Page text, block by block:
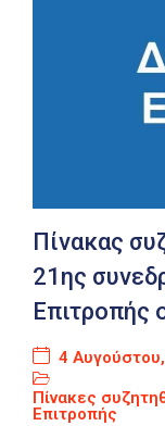
Πίνακας
21ης
Επιτροπής
4
Πίνακες
Επιτροπής